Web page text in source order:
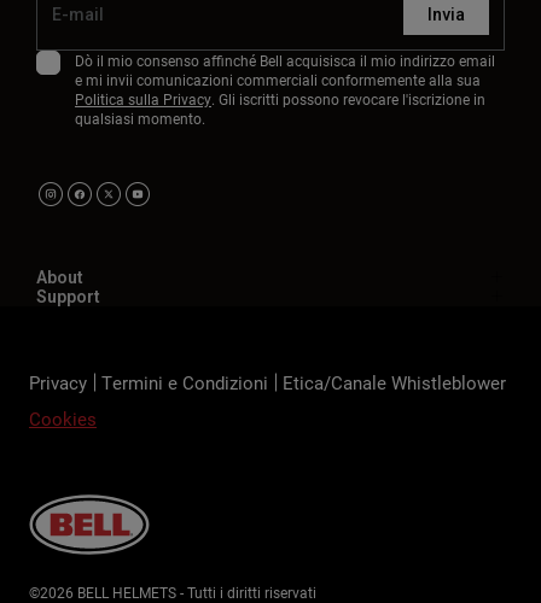
Invia
Dò il mio consenso affinché Bell acquisisca il mio indirizzo email
e mi invii comunicazioni commerciali conformemente alla sua
Politica sulla Privacy. Gli iscritti possono revocare l'iscrizione in
qualsiasi momento.
About
Support
Privacy Termini e Condizioni
Etica/Canale Whistleblower
Cookies
©2026 BELL HELMETS - Tutti i diritti riservati